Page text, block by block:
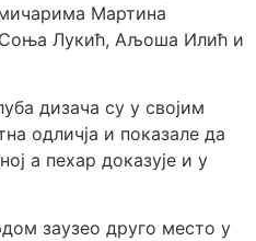
Мартина
Лукић, Аљоша Илић и
дизача су у својим
одличја и показале да
а пехар доказује и у
заузео друго место у